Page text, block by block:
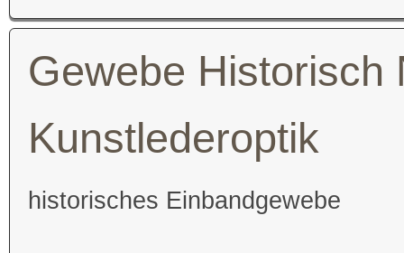
Gewebe Historisch
Kunstlederoptik
historisches Einbandgewebe